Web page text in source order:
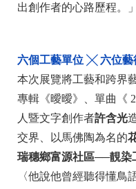
出創作者的心路歷程。」
六個工藝單位 ╳ 六位藝
本次展覽將工藝和跨界
專輯《曖曖》、單曲《
人暨文字創作者許含光
交界、以馬佛陶為名的
瑞穗鄉富源社區──靚染
〈他說他曾經聽得懂鳥